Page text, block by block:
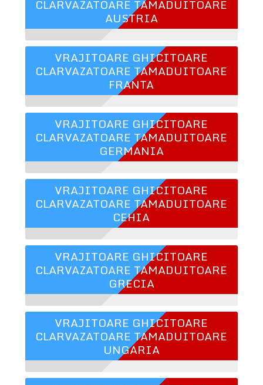
CLARVAZATOARE TAMADUITOARE
AUSTRIA
VRAJITOARE GHICITOARE
CLARVAZATOARE TAMADUITOARE
FRANTA
VRAJITOARE GHICITOARE
CLARVAZATOARE TAMADUITOARE
GERMANIA
VRAJITOARE GHICITOARE
CLARVAZATOARE TAMADUITOARE
CEHIA
VRAJITOARE GHICITOARE
CLARVAZATOARE TAMADUITOARE
GRECIA
VRAJITOARE GHICITOARE
CLARVAZATOARE TAMADUITOARE
UNGARIA